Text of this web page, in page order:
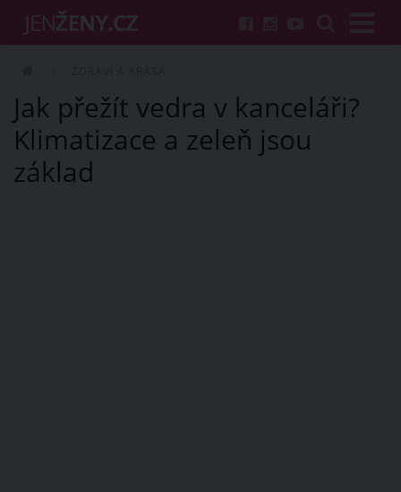
Jak přežít vedra v kanceláři?
Klimatizace a zeleň jsou
základ